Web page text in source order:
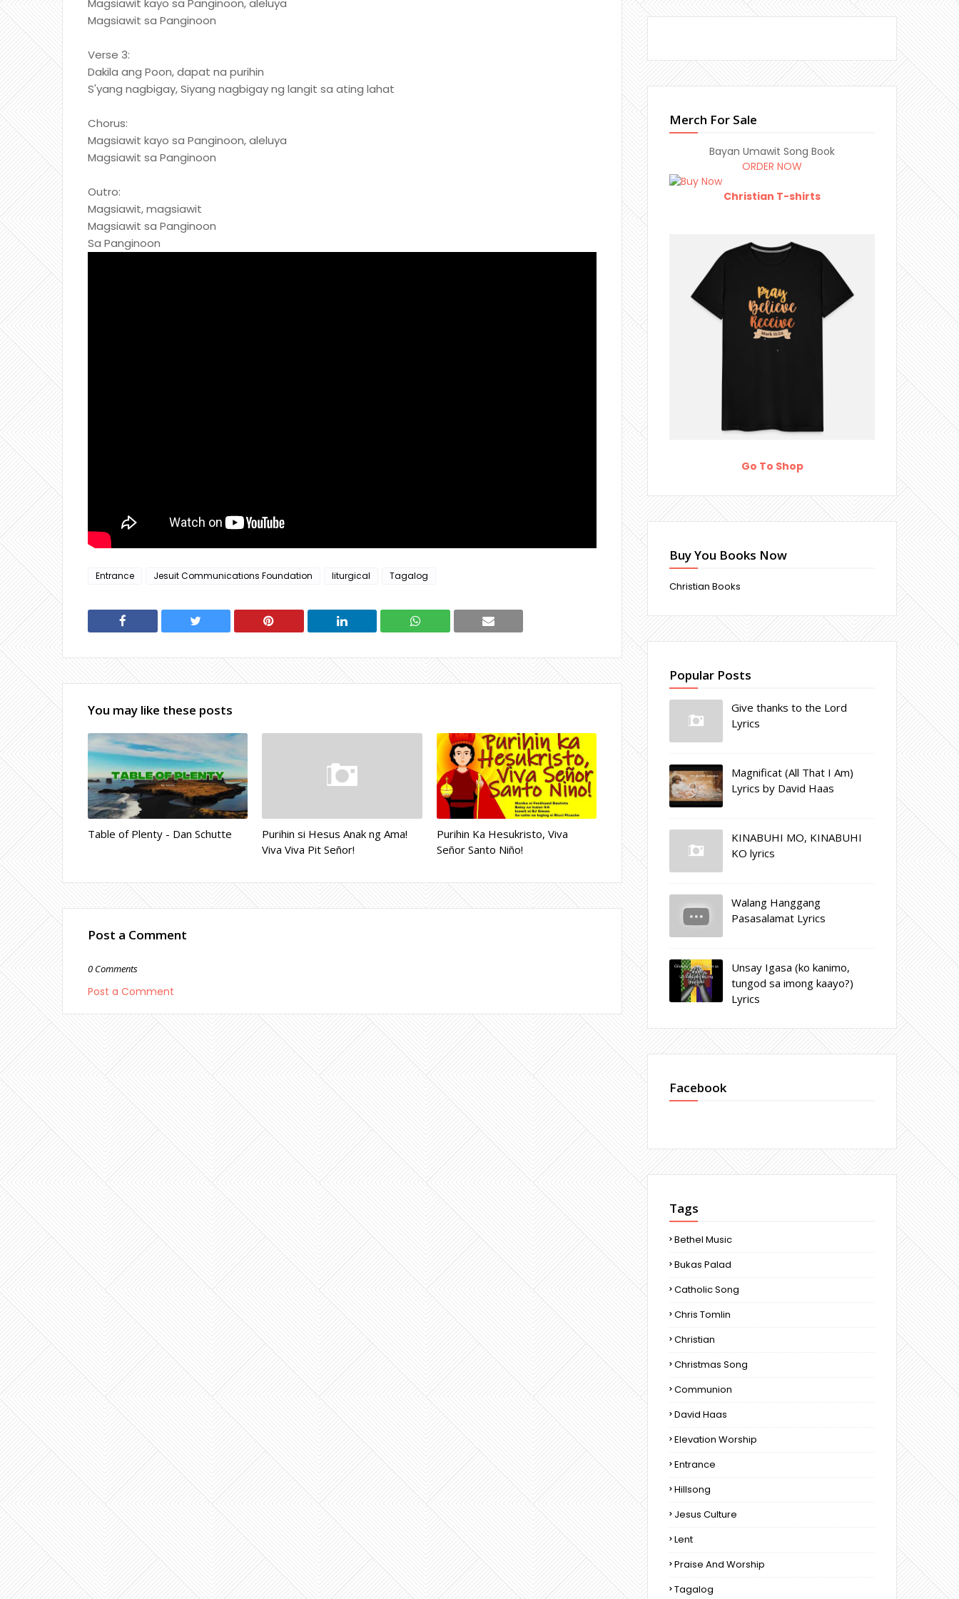
Magsiawit kayo sa Panginoon, aleluya
Magsiawit sa Panginoon
Verse 3:
Dakila ang Poon, dapat na purihin
S'yang nagbigay, Siyang nagbigay ng langit sa ating lahat
Chorus:
Magsiawit kayo sa Panginoon, aleluya
Magsiawit sa Panginoon
Outro:
Magsiawit, magsiawit
Magsiawit sa Panginoon
Sa Panginoon
Entrance Jesuit Communications Foundation liturgical Tagalog
You may like these posts
Table of Plenty - Dan Schutte
Purihin si Hesus Anak ng Ama!
Viva Viva Pit Señor!
Purihin Ka Hesukristo, Viva
Señor Santo Niño!
Post a Comment
0 Comments
Post a Comment
Merch For Sale
Bayan Umawit Song Book
ORDER NOW
Christian T-shirts
Go To Shop
Buy You Books Now
Christian Books
Popular Posts
Give thanks to the Lord
Lyrics
Magnificat (All That I Am)
Lyrics by David Haas
KINABUHI MO, KINABUHI
KO lyrics
Walang Hanggang
Pasasalamat Lyrics
Unsay Igasa (ko kanimo,
tungod sa imong kaayo?)
Lyrics
Facebook
Tags
Bethel Music
Bukas Palad
Catholic Song
Chris Tomlin
Christian
Christmas Song
Communion
David Haas
Elevation Worship
Entrance
Hillsong
Jesus Culture
Lent
Praise And Worship
Tagalog